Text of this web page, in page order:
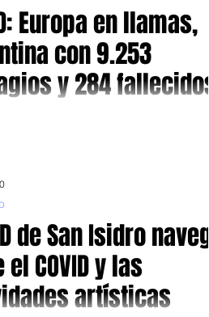
Europa en llamas,
con 9.253
y 284 fallecidos
de San Isidro navega
COVID y las
artísticas